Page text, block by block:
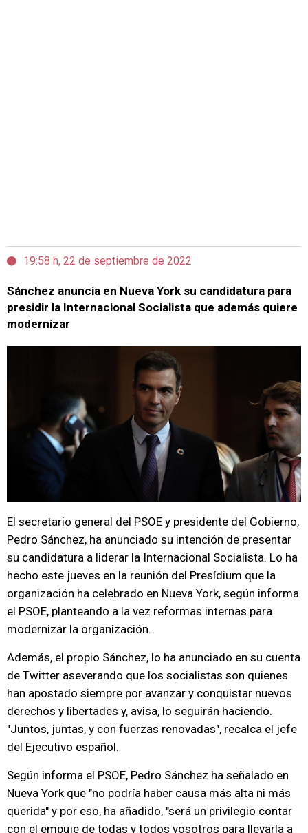
19:58 h, 22 de septiembre de 2022
Sánchez anuncia en Nueva York su candidatura para
presidir la Internacional Socialista que además quiere
modernizar
El secretario general del PSOE y presidente del Gobierno,
Pedro Sánchez, ha anunciado su intención de presentar
su candidatura a liderar la Internacional Socialista. Lo ha
hecho este jueves en la reunión del Presídium que la
organización ha celebrado en Nueva York, según informa
el PSOE, planteando a la vez reformas internas para
modernizar la organización.
Además, el propio Sánchez, lo ha anunciado en su cuenta
de Twitter aseverando que los socialistas son quienes
han apostado siempre por avanzar y conquistar nuevos
derechos y libertades y, avisa, lo seguirán haciendo.
"Juntos, juntas, y con fuerzas renovadas", recalca el jefe
del Ejecutivo español.
Según informa el PSOE, Pedro Sánchez ha señalado en
Nueva York que "no podría haber causa más alta ni más
querida" y por eso, ha añadido, "será un privilegio contar
con el empuje de todas y todos vosotros para llevarla a